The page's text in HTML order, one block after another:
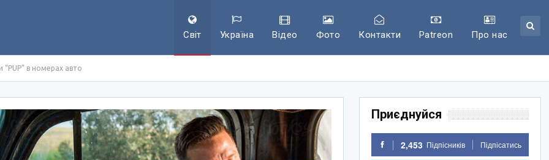
Світ Україна Відео Фото Контакти Patreon Про нас
“PUP” в номерах авто
Приєднуйся
2,453 Підпісників Підпісатись